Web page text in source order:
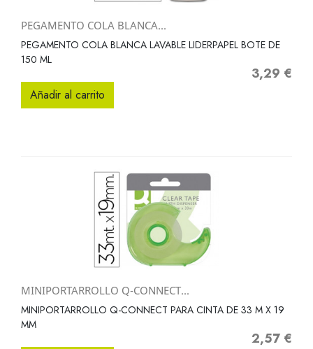
PEGAMENTO COLA BLANCA...
PEGAMENTO COLA BLANCA LAVABLE LIDERPAPEL BOTE DE
150 ML
Precio
3,29 €
Añadir al carrito
MINIPORTARROLLO Q-CONNECT...
MINIPORTARROLLO Q-CONNECT PARA CINTA DE 33 M X 19
MM
Precio
2,57 €